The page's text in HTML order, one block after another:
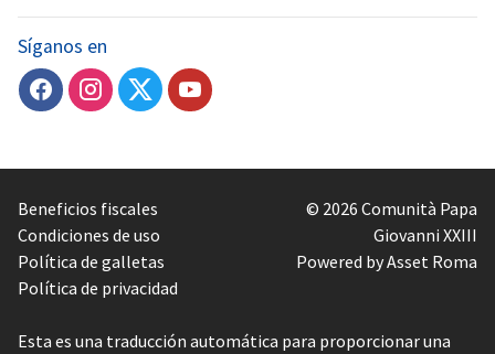
Síganos en
Beneficios fiscales
Condiciones de uso
Política de galletas
Política de privacidad
© 2026 Comunità Papa
Giovanni XXIII
Powered by Asset Roma
Esta es una traducción automática para proporcionar una